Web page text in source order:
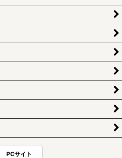
PCサイト